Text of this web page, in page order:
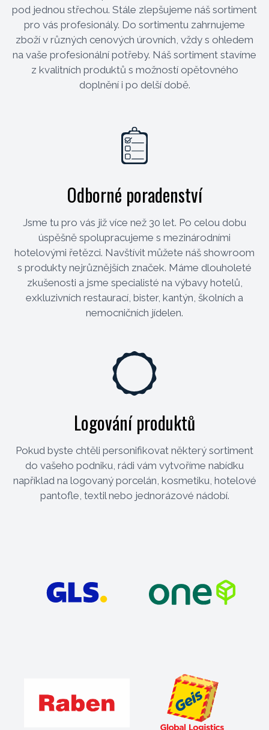
pod jednou střechou. Stále zlepšujeme náš sortiment
pro vás profesionály. Do sortimentu zahrnujeme
zboží v různých cenových úrovních, vždy s ohledem
na vaše profesionální potřeby. Náš sortiment stavíme
z kvalitních produktů s možností opětovného
doplnění i po delší době.
Odborné poradenství
Jsme tu pro vás již více než 30 let. Po celou dobu
úspěšně spolupracujeme s mezinárodními
hotelovými řetězci. Navštívit můžete náš showroom
s produkty nejrůznějších značek. Máme dlouholeté
zkušenosti a jsme specialisté na výbavy hotelů,
exkluzivních restaurací, bister, kantýn, školních a
nemocničních jídelen.
Logování produktů
Pokud byste chtěli personifikovat některý sortiment
do vašeho podniku, rádi vám vytvoříme nabídku
například na logovaný porcelán, kosmetiku, hotelové
pantofle, textil nebo jednorázové nádobí.